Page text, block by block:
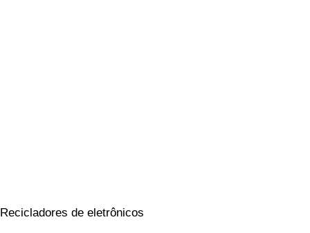
Recicladores de eletrônicos